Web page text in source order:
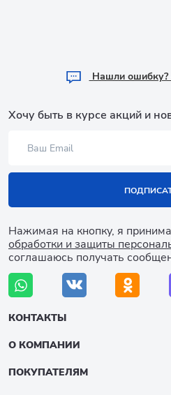
Hашли
Хочу быть в курсе акций и
Нажимая на кнопку, я
обработки и защиты
соглашаюсь получать
КОНТАКТЫ
О КОМПАНИИ
ПОКУПАТЕЛЯМ